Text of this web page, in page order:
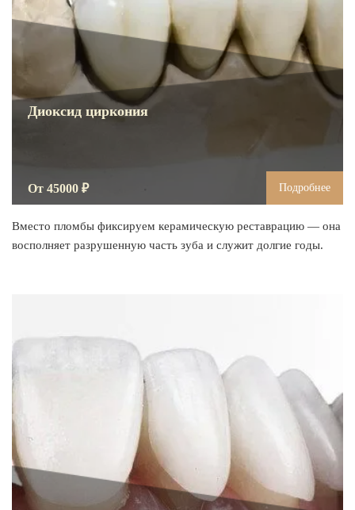
ТОВАРЫ
КОНТАКТЫ
СТАТЬИ
ВАКАНСИИ
ОФИЦИАЛЬНАЯ ИНФОРМАЦИЯ
ОБОРУДОВАНИЕ
Диоксид циркония
От 45000 ₽ Подробнее
Вместо пломбы фиксируем керамическую реставрацию — она
восполняет разрушенную часть зуба и служит долгие годы.